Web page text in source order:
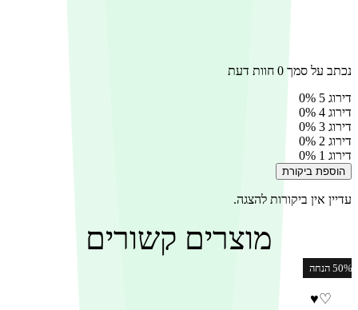
נכתב על סמך 0 חוות דעת
דירוג 5
0%
דירוג 4
0%
דירוג 3
0%
דירוג 2
0%
דירוג 1
0%
הוספת ביקורת
עדיין אין ביקורות להצגה.
מוצרים קשורים
50% הנחה
♡
♥